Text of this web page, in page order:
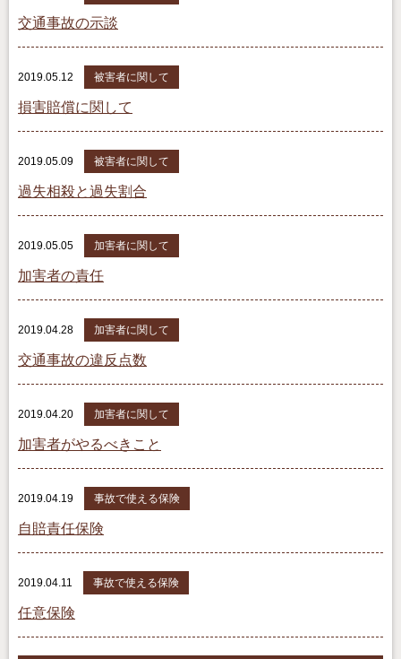
交通事故の示談
2019.05.12 被害者に関して
損害賠償に関して
2019.05.09 被害者に関して
過失相殺と過失割合
2019.05.05 加害者に関して
加害者の責任
2019.04.28 加害者に関して
交通事故の違反点数
2019.04.20 加害者に関して
加害者がやるべきこと
2019.04.19 事故で使える保険
自賠責任保険
2019.04.11 事故で使える保険
任意保険